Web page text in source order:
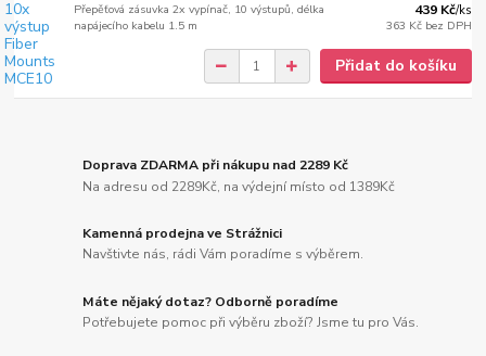
Přepěťová zásuvka 2x vypínač, 10 výstupů, délka
napájecího kabelu 1.5 m
439 Kč/ks
363 Kč bez DPH
Přidat do košíku
Doprava ZDARMA při nákupu nad 2289 Kč
Na adresu od 2289Kč, na výdejní místo od 1389Kč
Kamenná prodejna ve Strážnici
Navštivte nás, rádi Vám poradíme s výběrem.
Máte nějaký dotaz? Odborně poradíme
Potřebujete pomoc při výběru zboží? Jsme tu pro Vás.